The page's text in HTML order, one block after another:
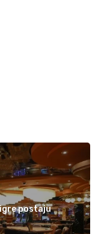
postaju